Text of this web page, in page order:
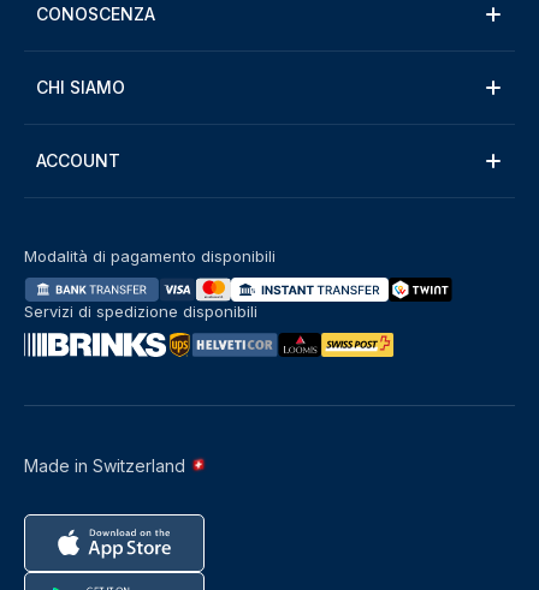
CONOSCENZA
CHI SIAMO
ACCOUNT
Made in Switzerland
Modalità di pagamento disponibili
Servizi di spedizione disponibili